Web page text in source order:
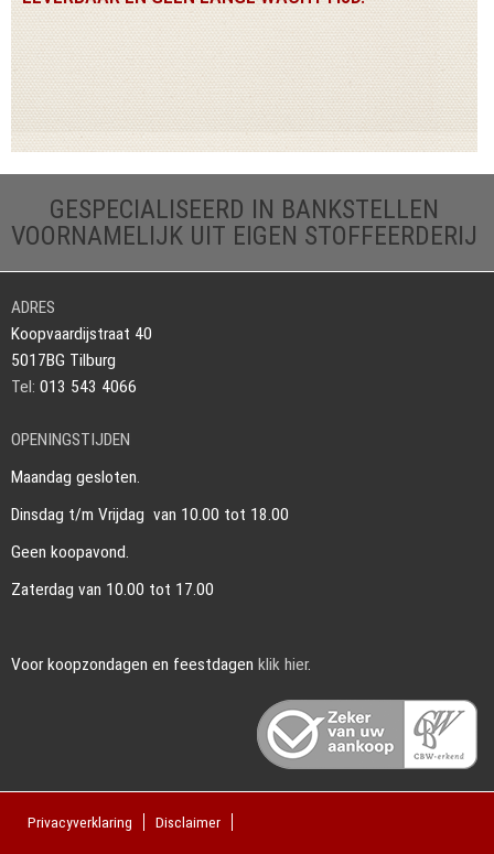
GESPECIALISEERD IN BANKSTELLEN
VOORNAMELIJK UIT EIGEN STOFFEERDERIJ
ADRES
Koopvaardijstraat 40
5017BG Tilburg
Tel: 013 543 4066
OPENINGSTIJDEN
Maandag gesloten.
Dinsdag t/m Vrijdag van 10.00 tot 18.00
Geen koopavond.
Zaterdag van 10.00 tot 17.00
Voor koopzondagen en feestdagen klik hier.
Privacyverklaring Disclaimer